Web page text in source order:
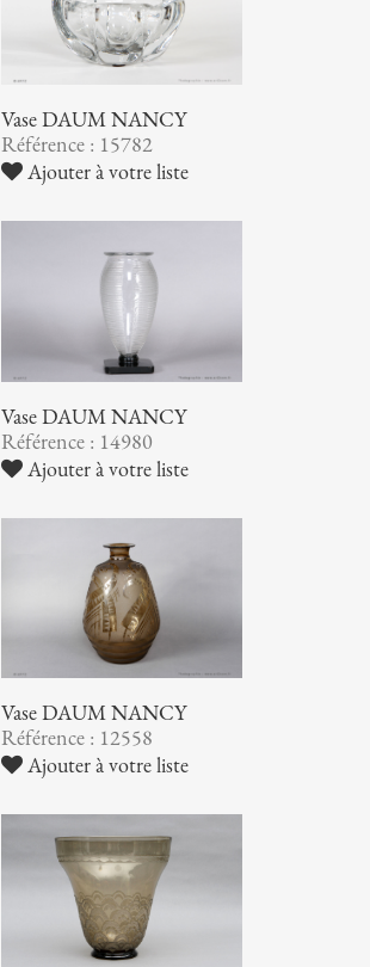
Vase DAUM NANCY
Référence : 15782
Ajouter à votre liste
Vase DAUM NANCY
Référence : 14980
Ajouter à votre liste
Vase DAUM NANCY
Référence : 12558
Ajouter à votre liste